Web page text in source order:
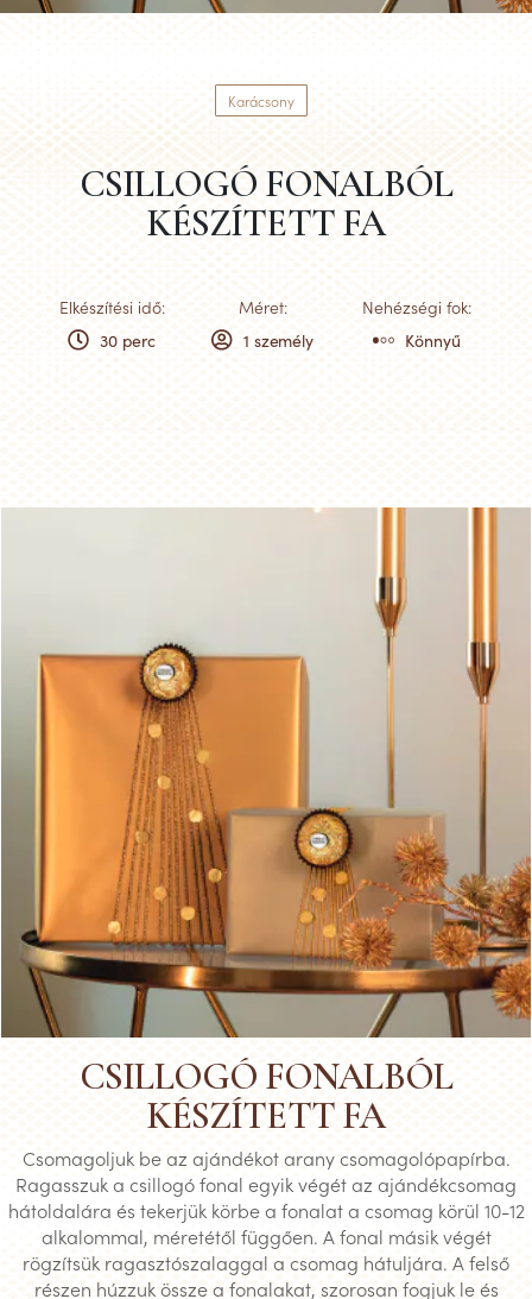
Karácsony
CSILLOGÓ FONALBÓL
KÉSZÍTETT FA
Elkészítési idő: Méret:
Nehézségi fok:
30 perc
1 személy Könnyű
CSILLOGÓ FONALBÓL
KÉSZÍTETT FA
Csomagoljuk be az ajándékot arany csomagolópapírba.
Ragasszuk a csillogó fonal egyik végét az ajándékcsomag
hátoldalára és tekerjük körbe a fonalat a csomag körül 10-12
alkalommal, méretétől függően. A fonal másik végét
rögzítsük ragasztószalaggal a csomag hátuljára. A felső
részen húzzuk össze a fonalakat, szorosan fogjuk le és